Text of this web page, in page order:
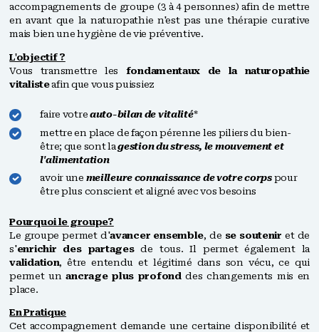
accompagnements de groupe (3 à 4 personnes) afin de mettre
en avant que la naturopathie n'est pas une thérapie curative
mais bien une hygiène de vie préventive.
L'objectif ?
Vous transmettre les fondamentaux de la naturopathie
vitalisteafin que vous puissiez
faire votre auto-bilan de vitalité*
mettre en place de façon pérenne les piliers du bien-
être; que sont lagestion du stress, le mouvement et
l'alimentation
avoir une meilleure connaissance de votre corpspour
être plus conscient et aligné avec vos besoins
Pourquoi le groupe?
Le groupe permet d'avancer ensemble, de se soutenir et de
s'enrichir des partagesde tous. Il permet également la
validation, être entendu et légitimé dans son vécu, ce qui
permet unancrage plus profond des changements mis en
place.
En Pratique
Cet accompagnement demande une certaine disponibilité et